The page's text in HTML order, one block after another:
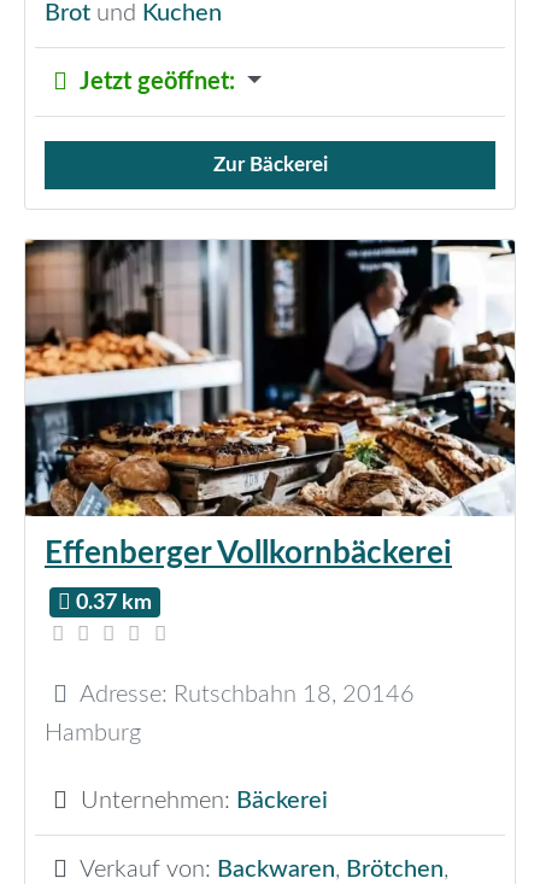
Brot und Kuchen
Jetzt geöffnet:
Verkauf von Brötchen,
Zur Bäckerei
Effenberger Vollkornbäckerei
0.37 km
Adresse: Rutschbahn 18, 20146
Hamburg
Unternehmen: Bäckerei
Verkauf von: Backwaren, Brötchen,